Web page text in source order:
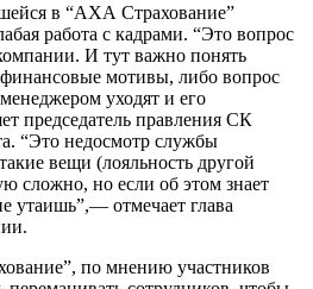
в “АХА Страхование”
работа с кадрами. “Это вопрос
И тут важно понять
мотивы, либо вопрос
уходят и его
председатель правления СК
“Это недосмотр службы
вещи (лояльность другой
сложно, но если об этом знает
утаишь”,— отмечает глава
по мнению участников